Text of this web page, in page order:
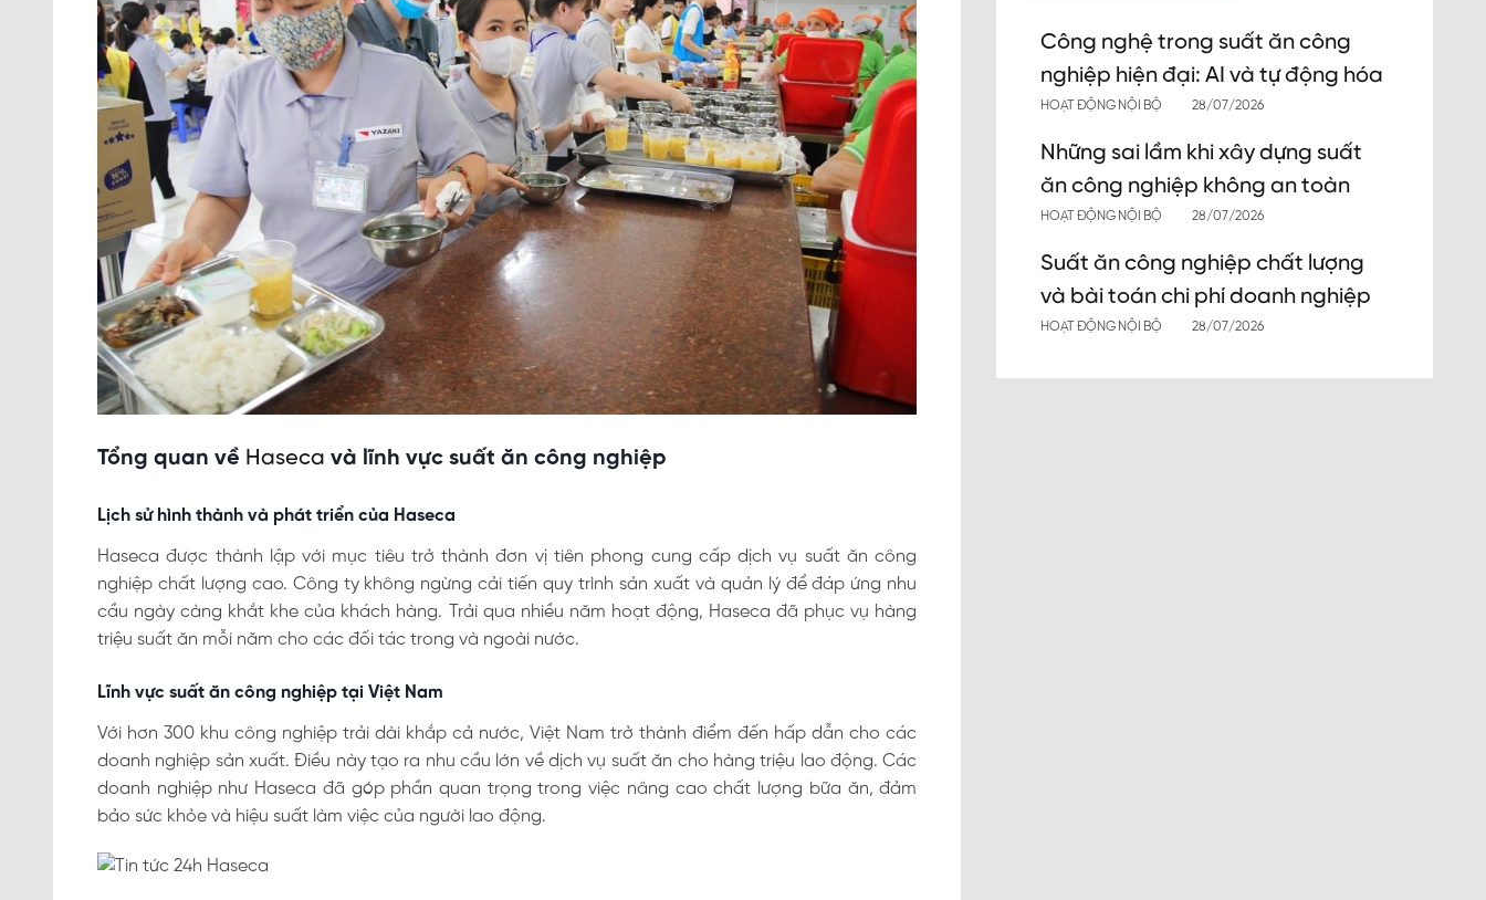
Tổng quan về Haseca và lĩnh vực suất ăn công nghiệp
Lịch sử hình thành và phát triển của Haseca
Haseca được thành lập với mục tiêu trở thành đơn vị tiên phong cung cấp dịch vụ suất ăn công
nghiệp chất lượng cao. Công ty không ngừng cải tiến quy trình sản xuất và quản lý để đáp ứng nhu
cầu ngày càng khắt khe của khách hàng. Trải qua nhiều năm hoạt động, Haseca đã phục vụ hàng
triệu suất ăn mỗi năm cho các đối tác trong và ngoài nước.
Lĩnh vực suất ăn công nghiệp tại Việt Nam
Với hơn 300 khu công nghiệp trải dài khắp cả nước, Việt Nam trở thành điểm đến hấp dẫn cho các
doanh nghiệp sản xuất. Điều này tạo ra nhu cầu lớn về dịch vụ suất ăn cho hàng triệu lao động. Các
doanh nghiệp như Haseca đã góp phần quan trọng trong việc nâng cao chất lượng bữa ăn, đảm
bảo sức khỏe và hiệu suất làm việc của người lao động.
Công nghệ trong suất ăn công
nghiệp hiện đại: AI và tự động hóa
HOẠT ĐỘNG NỘI BỘ 28/07/2026
Những sai lầm khi xây dựng suất
ăn công nghiệp không an toàn
HOẠT ĐỘNG NỘI BỘ 28/07/2026
Suất ăn công nghiệp chất lượng
và bài toán chi phí doanh nghiệp
HOẠT ĐỘNG NỘI BỘ 28/07/2026